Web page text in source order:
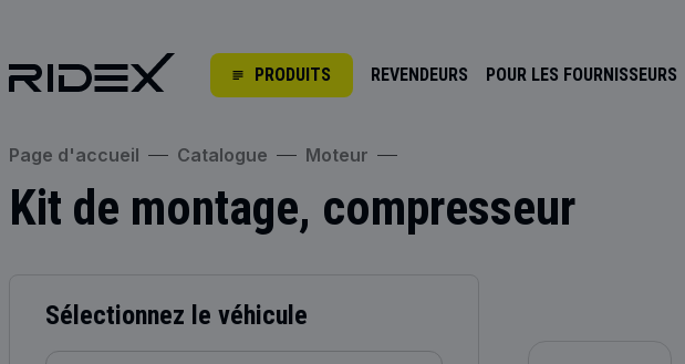
PRODUITS REVENDEURS POUR LES FOURNISSEURS
Page d'accueil Catalogue Moteur
Kit de montage, compresseur
Sélectionnez le véhicule